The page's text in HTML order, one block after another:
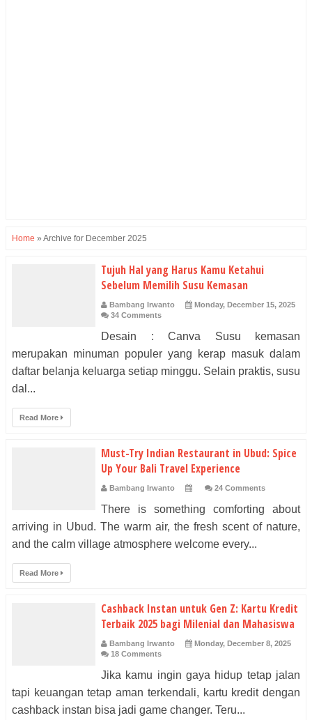
Home » Archive for December 2025
Tujuh Hal yang Harus Kamu Ketahui
Sebelum Memilih Susu Kemasan
Bambang Irwanto
Monday, December 15, 2025
34 Comments
Desain : Canva Susu kemasan
merupakan minuman populer yang kerap masuk dalam
daftar belanja keluarga setiap minggu. Selain praktis, susu
dal...
Read More
Must-Try Indian Restaurant in Ubud: Spice
Up Your Bali Travel Experience
Bambang Irwanto 24 Comments
There is something comforting about
arriving in Ubud. The warm air, the fresh scent of nature,
and the calm village atmosphere welcome every...
Read More
Cashback Instan untuk Gen Z: Kartu Kredit
Terbaik 2025 bagi Milenial dan Mahasiswa
Bambang Irwanto
Monday, December 8, 2025
18 Comments
Jika kamu ingin gaya hidup tetap jalan
tapi keuangan tetap aman terkendali, kartu kredit dengan
cashback instan bisa jadi game changer. Teru...